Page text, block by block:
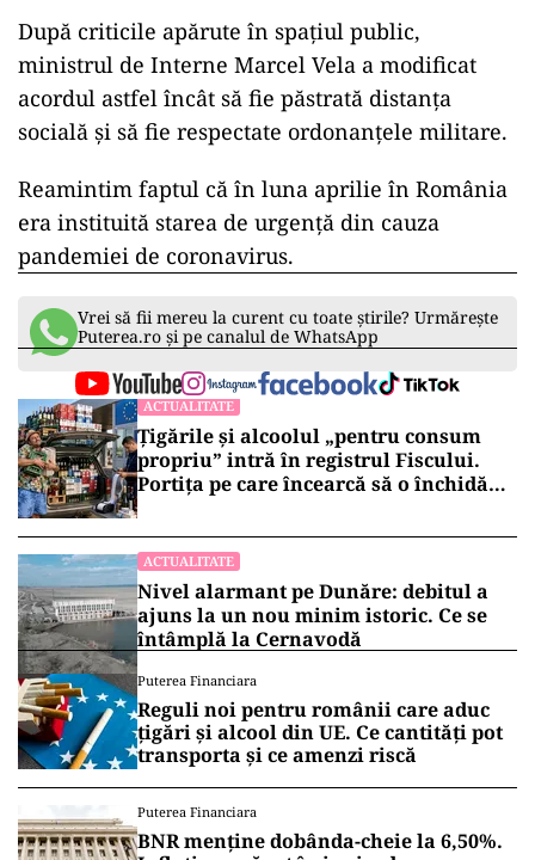
După criticile apărute în spațiul public,
ministrul de Interne Marcel Vela a modificat
acordul astfel încât să fie păstrată distanţa
socială şi să fie respectate ordonanţele militare.
Reamintim faptul că în luna aprilie în România
era instituită starea de urgență din cauza
pandemiei de coronavirus.
Vrei să fii mereu la curent cu toate știrile? Urmărește
Puterea.ro și pe canalul de WhatsApp
ACTUALITATE
Țigările și alcoolul „pentru consum
propriu” intră în registrul Fiscului.
Portița pe care încearcă să o închidă
ACTUALITATE
Nivel alarmant pe Dunăre: debitul a
ajuns la un nou minim istoric. Ce se
întâmplă la Cernavodă
Puterea Financiara
Reguli noi pentru românii care aduc
țigări și alcool din UE. Ce cantități pot
transporta și ce amenzi riscă
Puterea Financiara
BNR menține dobânda-cheie la 6,50%.